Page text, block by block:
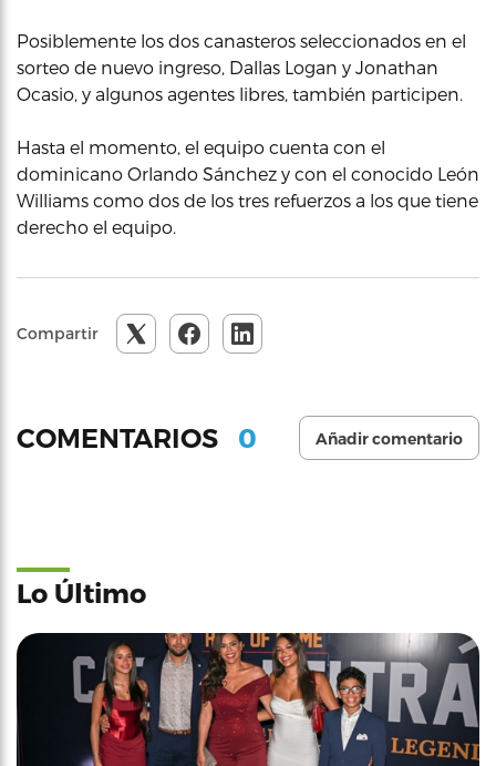
Posiblemente los dos canasteros seleccionados en el
sorteo de nuevo ingreso, Dallas Logan y Jonathan
Ocasio, y algunos agentes libres, también participen.
Hasta el momento, el equipo cuenta con el
dominicano Orlando Sánchez y con el conocido León
Williams como dos de los tres refuerzos a los que tiene
derecho el equipo.
Compartir
COMENTARIOS 0 Añadir comentario
Lo Último